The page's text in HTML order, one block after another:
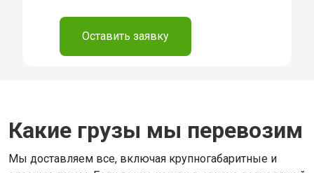
Оставить заявку
Какие грузы мы перевозим
Мы доставляем все, включая крупногабаритные и